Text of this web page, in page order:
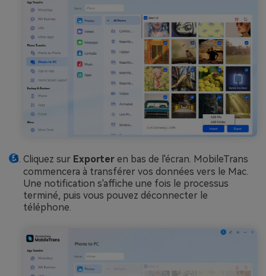
Cliquez sur Exporter en bas de l'écran. MobileTrans
commencera à transférer vos données vers le Mac.
Une notification s'affiche une fois le processus
terminé, puis vous pouvez déconnecter le
téléphone.